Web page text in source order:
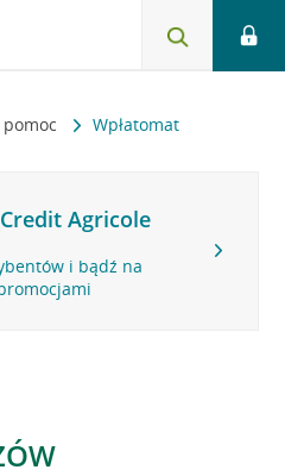
Wpłatomat
Agricole
i bądź na